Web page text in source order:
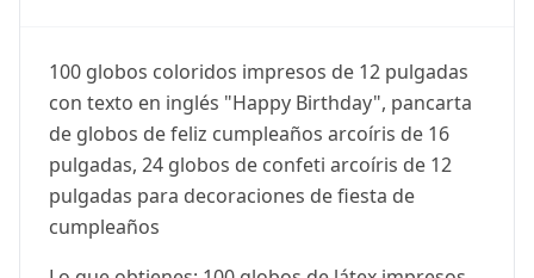
100 globos coloridos impresos de 12 pulgadas
con texto en inglés "Happy Birthday", pancarta
de globos de feliz cumpleaños arcoíris de 16
pulgadas, 24 globos de confeti arcoíris de 12
pulgadas para decoraciones de fiesta de
cumpleaños